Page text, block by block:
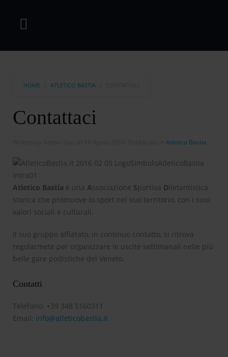
HOME ATLETICO BASTIA
Contattaci
Atletico Bastia
Atletico Bastia è una Associazione Sportiva Diletantistica
storica che promuove lo sport nel suo territorio, con i suoi
valori sociali e culturali.
Il suo gruppo affiatato, in continuo contatto, si ritrova
regolarmete per organizzare le uscite settimanali nelle più
belle gare podistiche del Veneto.
Contatti
Telefono: +39 348 5160311
Email: info@atleticobastia.it